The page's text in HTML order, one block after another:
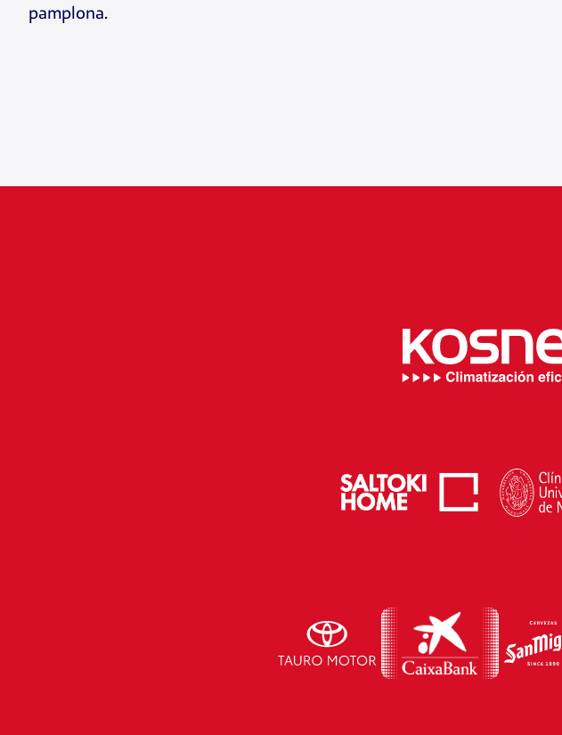
pamplona.